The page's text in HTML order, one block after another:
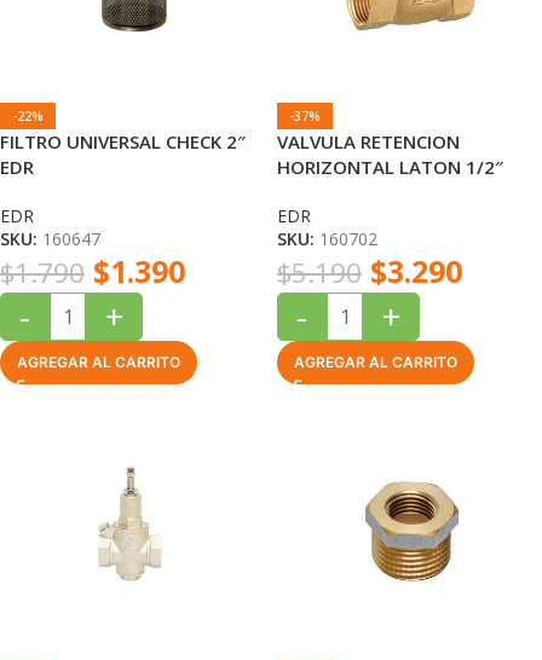
-22%
FILTRO UNIVERSAL CHECK 2″
EDR
EDR
SKU: 160647
$1.790 $1.390
- +
AGREGAR AL CARRITO
-37%
VALVULA RETENCION
HORIZONTAL LATON 1/2″
EDR
SKU: 160702
$5.190 $3.290
- +
AGREGAR AL CARRITO